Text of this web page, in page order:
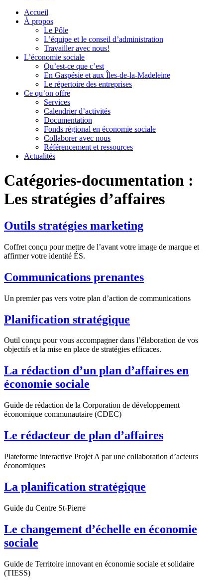
Accueil
À propos
Le Pôle
L’équipe et le conseil d’administration
Travailler avec nous!
L’économie sociale
Qu’est-ce que c’est
En Gaspésie et aux Îles-de-la-Madeleine
Le répertoire des entreprises
Ce qu’on offre
Services
Calendrier d’activités
Documentation
Fonds régional en économie sociale
Collaborer avec nous
Référencement et ressources
Actualités
Catégories-documentation :
Les stratégies d’affaires
Outils stratégies marketing
Coffret conçu pour mettre de l’avant votre image de marque et
affirmer votre identité ÉS.
Communications prenantes
Un premier pas vers votre plan d’action de communications
Planification stratégique
Outil conçu pour vous accompagner dans l’élaboration de vos
objectifs et la mise en place de stratégies efficaces.
La rédaction d’un plan d’affaires en
économie sociale
Guide de rédaction de la Corporation de développement
économique communautaire (CDEC)
Le rédacteur de plan d’affaires
Plateforme interactive Projet A par une collaboration d’acteurs
économiques
La planification stratégique
Guide du Centre St-Pierre
Le changement d’échelle en économie
sociale
Guide de Territoire innovant en économie sociale et solidaire
(TIESS)